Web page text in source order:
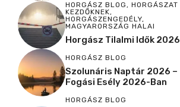
HORGÁSZ BLOG, HORGÁSZAT
KEZDŐKNEK,
HORGÁSZENGEDÉLY,
MAGYARORSZÁG HALAI
Horgász Tilalmi Idők 2026
HORGÁSZ BLOG
Szolunáris Naptár 2026 –
Fogási Esély 2026-Ban
HORGÁSZ BLOG